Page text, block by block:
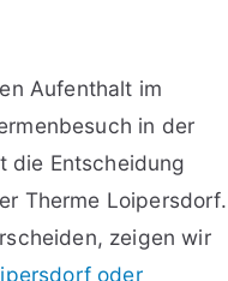
Aufenthalt im
in der
die Entscheidung
Therme Loipersdorf.
zeigen wir
oder